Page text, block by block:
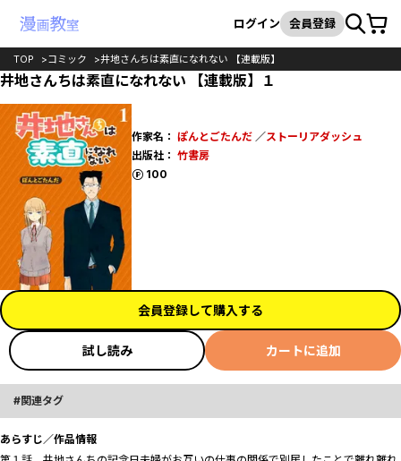
検索
ログイン 会員登録カート
TOP コミック 井地さんちは素直になれない 【連載版】
井地さんちは素直になれない 【連載版】１
作家名： ぽんとごたんだ／ストーリアダッシュ
出版社： 竹書房
100
ポイント
会員登録して購入する
試し読み カートに追加
関連タグ
あらすじ／作品情報